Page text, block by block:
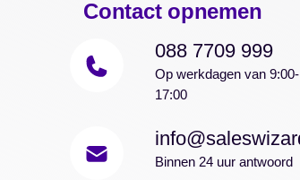
Contact opnemen
088 7709 999
Op werkdagen van 9:00-
17:00
Binnen 24 uur antwoord